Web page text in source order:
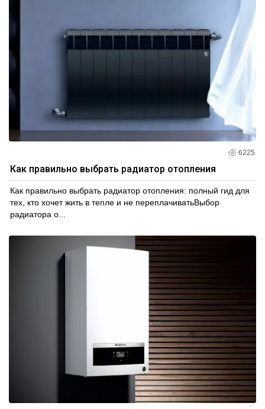
6225
Как правильно выбрать радиатор отопления
Как правильно выбрать радиатор отопления: полный гид для
тех, кто хочет жить в тепле и не переплачиватьВыбор
радиатора о...